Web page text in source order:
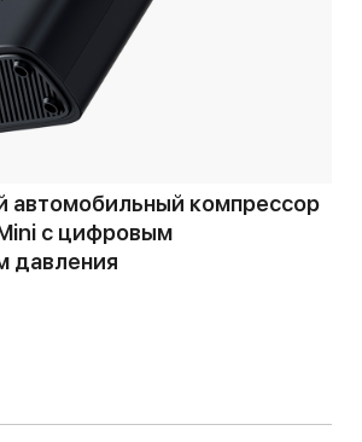
автомобильный компрессор
с цифровым
давления